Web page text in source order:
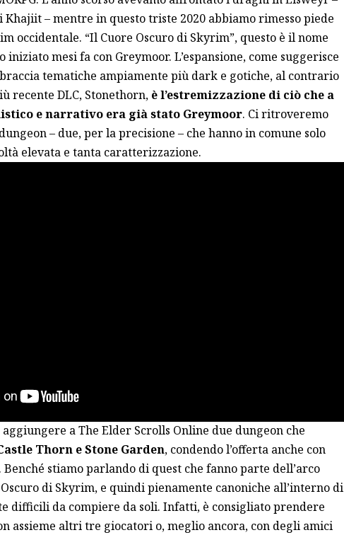
– mentre in questo triste 2020 abbiamo rimesso piede
occidentale. “Il Cuore Oscuro di Skyrim”, questo è il nome
iniziato mesi fa con Greymoor. L’espansione, come suggerisce
tematiche ampiamente più dark e gotiche, al contrario
recente DLC, Stonethorn, è l’estremizzazione di ciò che a
e narrativo era già stato Greymoor. Ci ritroveremo
– due, per la precisione – che hanno in comune solo
elevata e tanta caratterizzazione.
a The Elder Scrolls Online due dungeon che
ThorneStone Garden, condendo l’offerta anche con
stiamo parlando di quest che fanno parte dell’arco
di Skyrim, e quindi pienamente canoniche all’interno di
difficili da compiere da soli. Infatti, è consigliato prendere
assieme altri tre giocatori o, meglio ancora, con degli amici